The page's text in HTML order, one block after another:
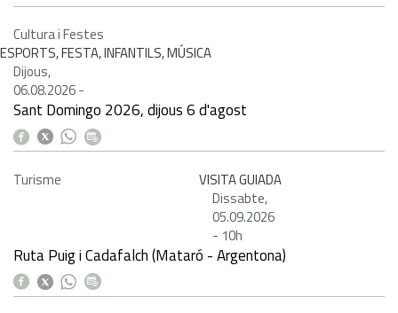
Cultura i Festes
ESPORTS, FESTA, INFANTILS, MÚSICA
Dijous,
06.08.2026-
Sant Domingo 2026, dijous 6 d'agost
Turisme
VISITA GUIADA
Dissabte,
05.09.2026
- 10h
Ruta Puig i Cadafalch (Mataró - Argentona)